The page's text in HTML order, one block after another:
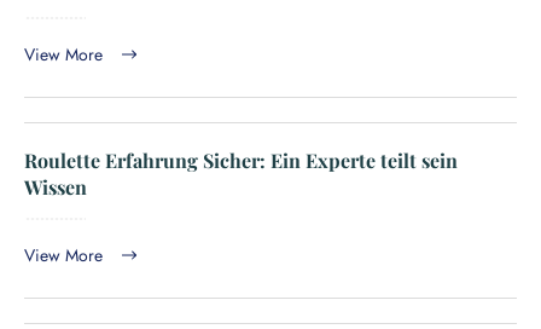
View More
Roulette Erfahrung Sicher: Ein Experte teilt sein
Wissen
View More